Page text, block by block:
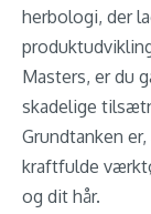
herbologi, der
Masters, er du
skadelige
Grundtanken
kraftfulde
og dit hår.